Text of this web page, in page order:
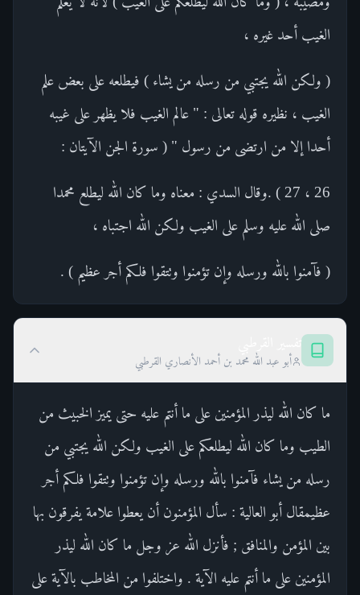
الغيب أحد غيره ،
( ولكن الله يجتبي من رسله من يشاء ) فيطلعه على بعض علم
الغيب ، نظيره قوله تعالى : " عالم الغيب فلا يظهر على غيبه
أحدا إلا من ارتضى من رسول " ( سورة الجن الآيتان :
26 ، 27 ) .وقال السدي : معناه وما كان الله ليطلع محمدا
صلى الله عليه وسلم على الغيب ولكن الله اجتباه ،
( فآمنوا بالله ورسله وإن تؤمنوا وتتقوا فلكم أجر عظيم ) .
أبو عبد الله محمد بن أحمد الأنصاري القرطبي
ما كان الله ليذر المؤمنين على ما أنتم عليه حتى يميز الخبيث من
الطيب وما كان الله ليطلعكم على الغيب ولكن الله يجتبي من
رسله من يشاء فآمنوا بالله ورسله وإن تؤمنوا وتتقوا فلكم أجر
عظيمقال أبو العالية : سأل المؤمنون أن يعطوا علامة يفرقون بها
بين المؤمن والمنافق ; فأنزل الله عز وجل ما كان الله ليذر
المؤمنين على ما أنتم عليه الآية . واختلفوا من المخاطب بالآية على